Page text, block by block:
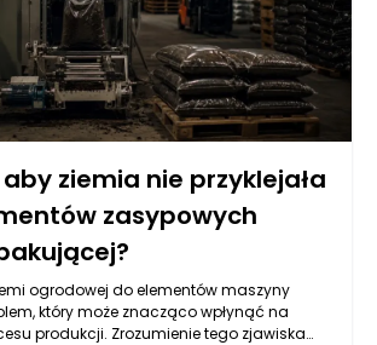
ziemia nie przyklejała
zasypowych
ogrodowej do elementów maszyny
który może znacząco wpłynąć na
produkcji. Zrozumienie tego zjawiska